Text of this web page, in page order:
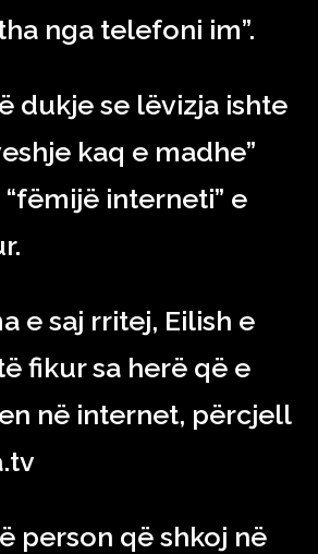
nga telefoni im”.
dukje se lëvizja ishte
kaq e madhe”
interneti” e
e saj rritej, Eilish e
fikur sa herë që e
në internet, përcjell
person që shkoj në